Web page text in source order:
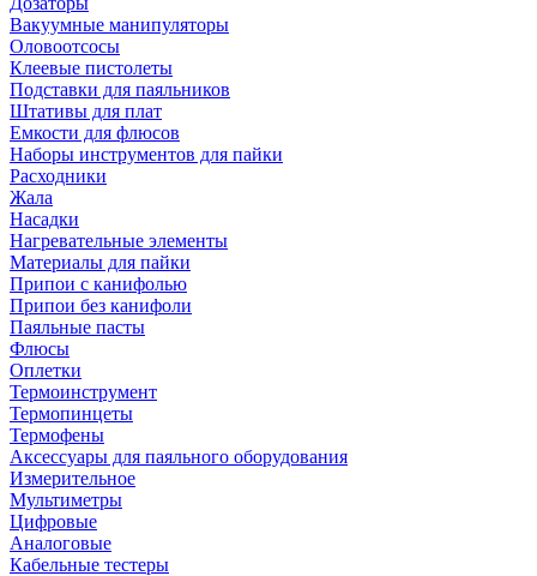
Вакуумные манипуляторы
Оловоотсосы
Клеевые пистолеты
Подставки для паяльников
Штативы для плат
Емкости для флюсов
Наборы инструментов для пайки
Расходники
Жала
Насадки
Нагревательные элементы
Материалы для пайки
Припои с канифолью
Припои без канифоли
Паяльные пасты
Флюсы
Оплетки
Термоинструмент
Термопинцеты
Термофены
Аксессуары для паяльного оборудования
Измерительное
Мультиметры
Цифровые
Аналоговые
Кабельные тестеры